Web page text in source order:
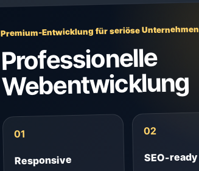
Premium-Entwicklung für seriöse Unternehmen
Professionelle
Webentwicklung
01
Responsive
02
SEO-ready